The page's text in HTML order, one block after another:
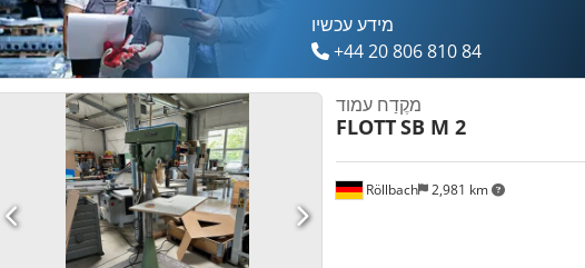
מידע עכשיו
+44 20 806 810 84
Röllbach 2,981 km
מקֶדַח עמוד
FLOTTSB M 2